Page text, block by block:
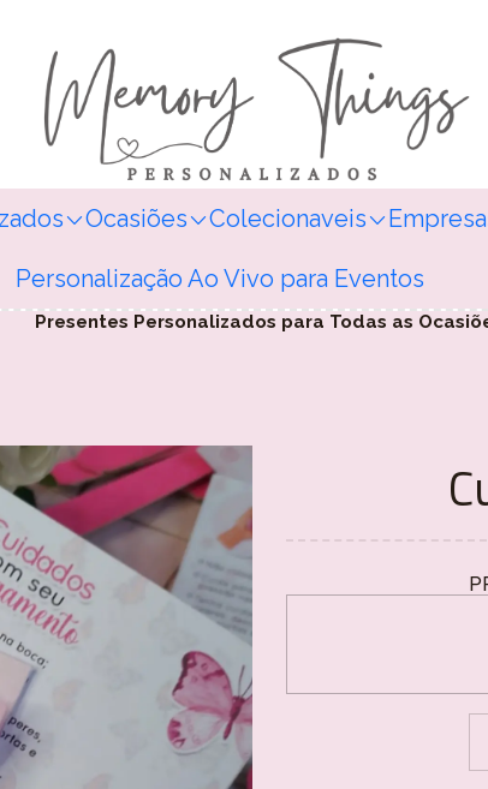
Ocasiões Colecionaveis
Personalização Ao Vivo para Eventos
Presentes Personalizados para Todas as